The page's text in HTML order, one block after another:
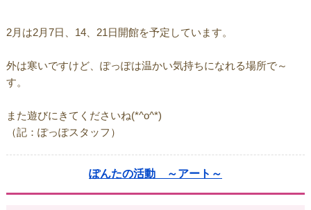
2月は2月7日、14、21日開館を予定しています。
外は寒いですけど、ぽっぽは温かい気持ちになれる場所で～
す。
また遊びにきてくださいね(*^o^*)
（記：ぽっぽスタッフ）
ぽんたの活動 ～アート～